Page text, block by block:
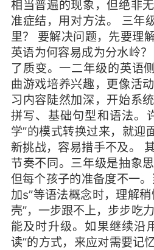
相当普遍的现象，但绝非
准症结，用对方法。 三年
里？ 要解决问题，先要理
英语为何容易成为分水岭
了质变。一二年级的英语
曲游戏培养兴趣，更像活
习内容陡然加深，开始系
拼写、基础句型和语法。
学”的模式转换过来，就迎
新挑战，容易措手不及。
节奏不同。三年级是抽象
但每个孩子的准备度不一
加s”等语法概念时，理解
壳”，一步跟不上，步步吃
能及时升级。如果继续沿
读”的方式，来应对需要记